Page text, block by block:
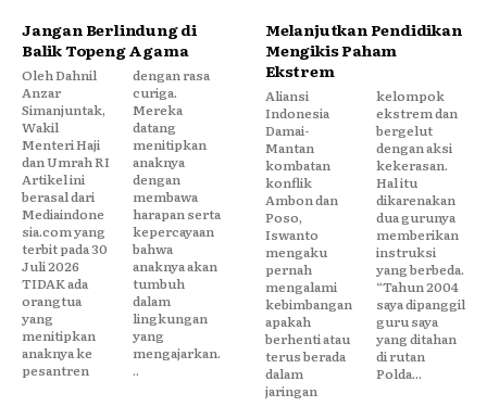
Jangan Berlindung di
Balik Topeng Agama
Oleh Dahnil
Anzar
Simanjuntak,
Wakil
Menteri Haji
dan Umrah RI
Artikel ini
berasal dari
Mediaindone
sia.com yang
terbit pada 30
Juli 2026
TIDAK ada
orangtua
yang
menitipkan
anaknya ke
pesantren
dengan rasa
curiga.
Mereka
datang
menitipkan
anaknya
dengan
membawa
harapan serta
kepercayaan
bahwa
anaknya akan
tumbuh
dalam
lingkungan
yang
mengajarkan.
..
Melanjutkan Pendidikan
Mengikis Paham
Ekstrem
Aliansi
Indonesia
Damai-
Mantan
kombatan
konflik
Ambon dan
Poso,
Iswanto
mengaku
pernah
mengalami
kebimbangan
apakah
berhenti atau
terus berada
dalam
jaringan
kelompok
ekstrem dan
bergelut
dengan aksi
kekerasan.
Hal itu
dikarenakan
dua gurunya
memberikan
instruksi
yang berbeda.
“Tahun 2004
saya dipanggil
guru saya
yang ditahan
di rutan
Polda...